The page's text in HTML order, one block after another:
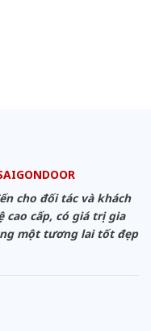
cho đối tác và khách
cao cấp, có giá trị gia
một tương lai tốt đẹp